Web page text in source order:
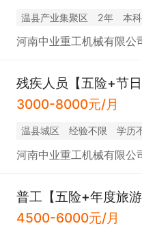
温县产业集聚区 2年 本科
河南中业重工机械有限公
残疾人员【五险+节
3000-8000元/月
温县城区 经验不限 学历
河南中业重工机械有限公
普工【五险+年度旅游
4500-6000元/月